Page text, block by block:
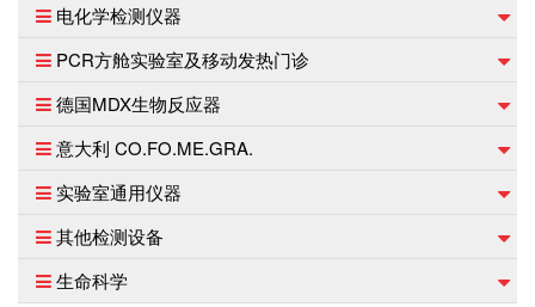
电化学检测仪器
PCR方舱实验室及移动发热门诊
德国MDX生物反应器
意大利 CO.FO.ME.GRA.
实验室通用仪器
其他检测设备
生命科学